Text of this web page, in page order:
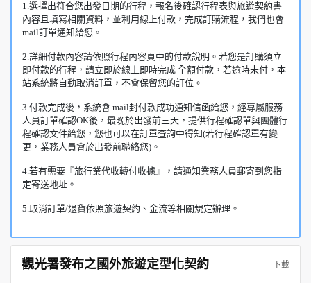
1.選擇出符合您出發日期的行程，報名後確認行程表與旅遊契約書
內容且填寫相關資料，並利用線上付款，完成訂購流程，我們也會
mail訂單通知給您。
2.詳細付款內容請依照行程內容頁中的付款說明。若您是訂購須立
即付款的行程，請立即於線上即時完成 全額付款，若逾時未付，本
站系統將自動取消訂單，不會保留您的訂位。
3.付款完成後，系統會 mail封付款成功通知信函給您，經專屬服務
人員訂單確認OK後，最晚於出發前三天，提供行程確認單與團體行
程確認文件給您，您也可以在訂單查詢中得知(若行程確認單有變
更，業務人員會於出發前聯絡您)。
4.若有需要『旅行業代收轉付收據』，請通知業務人員郵寄到您指
定寄送地址。
5.取消訂單/退貨依照旅遊契約、金流等相關規定辦理。
觀光署發布之國外旅遊定型化契約 下載